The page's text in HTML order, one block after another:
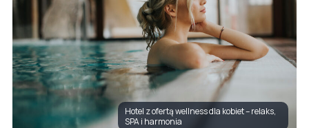
Hotel z ofertą wellness dla kobiet – relaks,
SPA i harmonia